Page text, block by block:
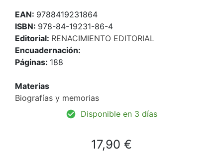
EAN: 9788419231864
ISBN: 978-84-19231-86-4
Editorial: RENACIMIENTO EDITORIAL
Encuadernación:
Páginas: 188
Materias
Biografías y memorias
Disponible en 3 días
17,90 €